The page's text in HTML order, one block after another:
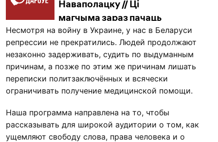
Несмотря на войну в Украине, у нас в Беларуси
репрессии не прекратились. Людей продолжают
незаконно задерживать, судить по выдуманным
причинам, а позже по этим же причинам лишать
переписки политзаключённых и всячески
ограничивать получение медицинской помощи.
Наша программа направлена на то, чтобы
рассказывать для широкой аудитории о том, как
ущемляют свободу слова, права человека и о